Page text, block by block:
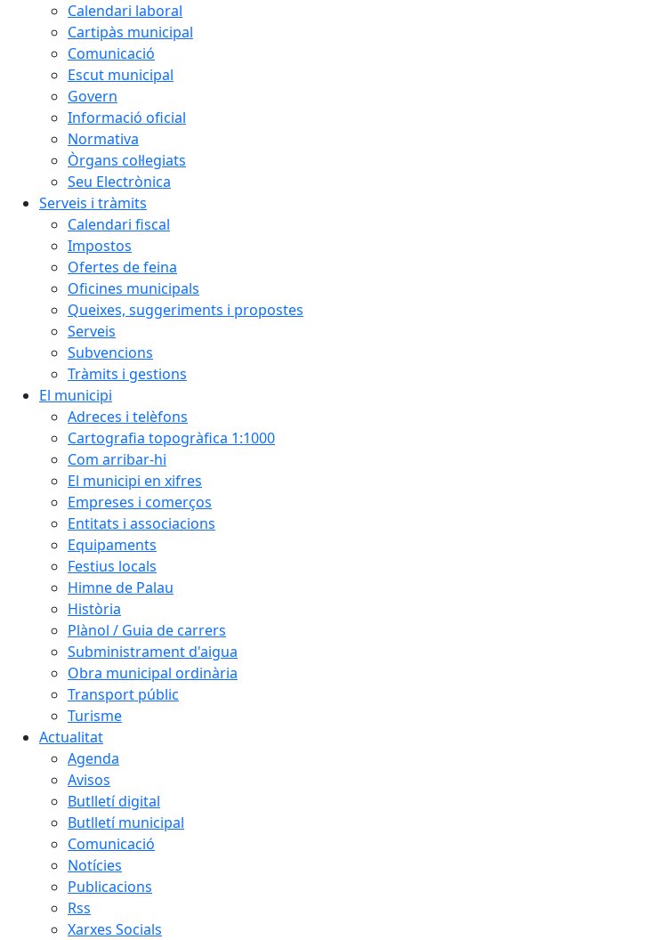
Calendari laboral
Cartipàs municipal
Comunicació
Escut municipal
Govern
Informació oficial
Normativa
Òrgans col·legiats
Seu Electrònica
Serveis i tràmits
Calendari fiscal
Impostos
Ofertes de feina
Oficines municipals
Queixes, suggeriments i propostes
Serveis
Subvencions
Tràmits i gestions
El municipi
Adreces i telèfons
Cartografia topogràfica 1:1000
Com arribar-hi
El municipi en xifres
Empreses i comerços
Entitats i associacions
Equipaments
Festius locals
Himne de Palau
Història
Plànol / Guia de carrers
Subministrament d'aigua
Obra municipal ordinària
Transport públic
Turisme
Actualitat
Agenda
Avisos
Butlletí digital
Butlletí municipal
Comunicació
Notícies
Publicacions
Rss
Xarxes Socials